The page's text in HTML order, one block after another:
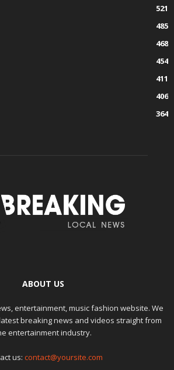
521
485
468
454
411
406
364
ABOUT US
entertainment, music fashion website. We
breaking news and videos straight from
entertainment industry.
us: contact@yoursite.com